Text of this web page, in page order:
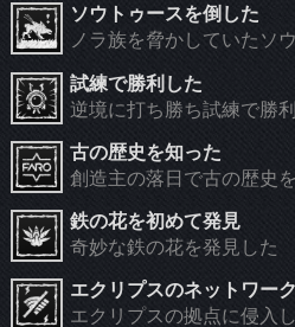
ソウトゥースを倒した
ノラ族を脅かしていたソ
試練で勝利した
逆境に打ち勝ち試練で勝
古の歴史を知った
創造主の落日で古の歴史
鉄の花を初めて発見
奇妙な鉄の花を発見した
エクリプスのネットワー
エクリプスの拠点に侵入